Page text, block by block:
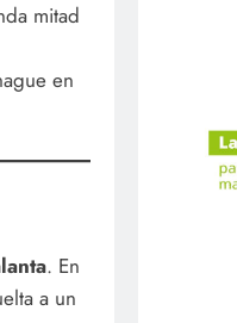
mitad
en
. En
a un